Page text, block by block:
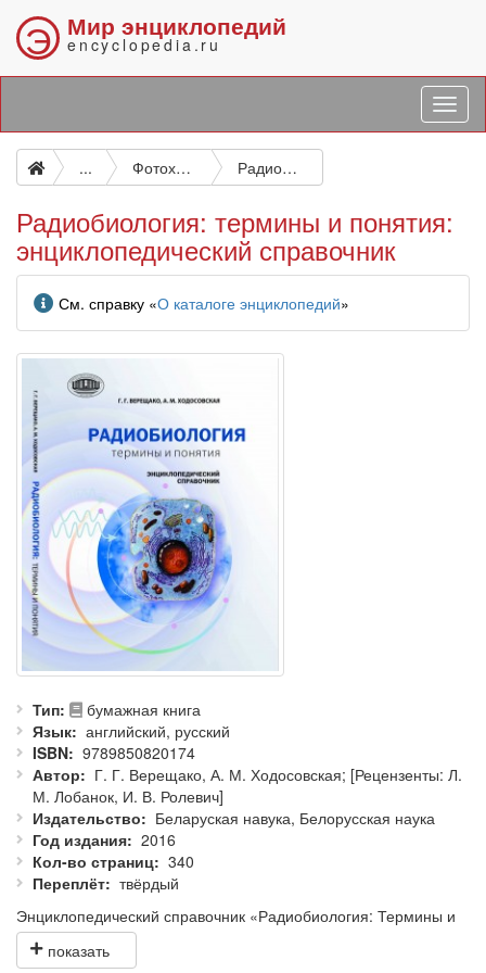
Э Мир энциклопедий
encyclopedia.ru
... Фотохимия биологических систем. Радиационная биофизика. Первичные (физико-химические) фотобиологические и радиобиологические процессы Радиобиология: термины и понятия: энциклопедический справочник
Радиобиология: термины и понятия:
энциклопедический справочник
Информация
См. справку «О каталоге энциклопедий»
Тип
бумажная книга
Язык
английский, русский
ISBN
9789850820174
Автор
Г. Г. Верещако, А. М. Ходосовская; [Рецензенты: Л.
М. Лобанок, И. В. Ролевич]
Издательство
Беларуская навука, Белорусская наука
Год издания
2016
Кол-во страниц
340
Переплёт
твёрдый
Энциклопедический справочник «Радиобиология: Термины и
понятия» содержит около 1300 статей, расположенных в
алфавитном порядке, в которых в краткой форме дается